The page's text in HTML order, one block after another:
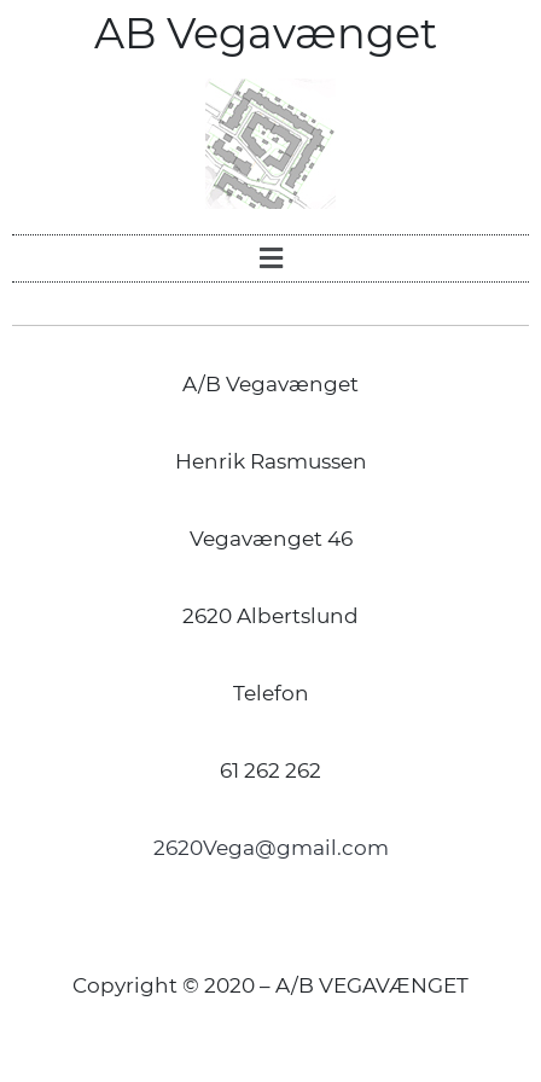
AB Vegavænget
A/B Vegavænget
Henrik Rasmussen
Vegavænget 46
2620 Albertslund
Telefon
61 262 262
2620Vega@gmail.com
Copyright © 2020 – A/B VEGAVÆNGET